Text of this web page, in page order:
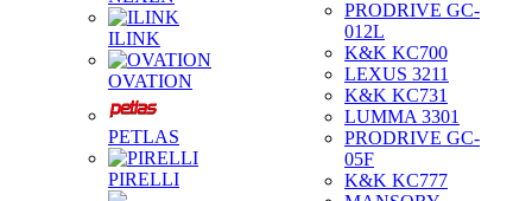
ILINK
OVATION
PETLAS
PIRELLI
PRODRIVE GC-
012L
K&K KC700
LEXUS 3211
K&K KC731
LUMMA 3301
PRODRIVE GC-
05F
K&K KC777